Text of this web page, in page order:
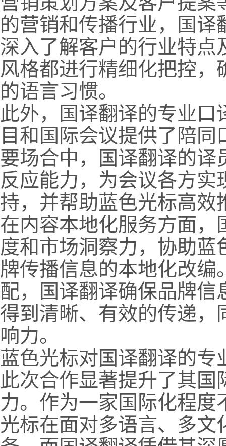
的营销和传播行业，国
深入了解客户的行业特点
风格都进行精细化把控
的语言习惯。
此外，国译翻译的专业
目和国际会议提供了陪
要场合中，国译翻译的
反应能力，为会议各方
持，并帮助蓝色光标高效
在内容本地化服务方面，
度和市场洞察力，协助
牌传播信息的本地化改
配，国译翻译确保品牌
得到清晰、有效的传递，
响力。
蓝色光标对国译翻译的
此次合作显著提升了其
力。作为一家国际化程
光标在面对多语言、多